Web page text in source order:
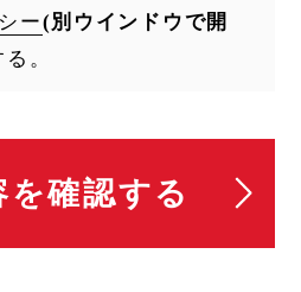
ー(別ウインドウで開
。